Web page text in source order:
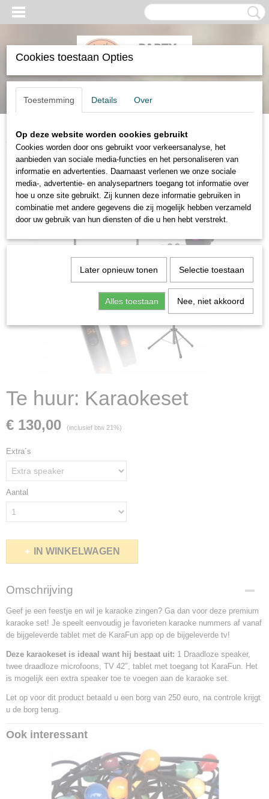
Inloggen Registreren
Home>Verhuur>Audio en verlichting> Te huur: Karaokeset
Te huur: Karaokeset
€ 130,00 (inclusief btw 21%)
Extra´s
Aantal
IN WINKELWAGEN
Omschrijving
Geef je een feestje en wil je karaoke zingen? Ga dan voor deze premium
karaoke set! Je speelt eenvoudig je favorieten karaoke nummers af vanaf
de bijgeleverde tablet met de KaraFun app op de bijgeleverde tv!
Deze karaokeset is ideaal want hij bestaat uit: 1 Draadloze speaker,
twee draadloze microfoons, TV 42″, tablet met toegang tot KaraFun. Het
is mogelijk een extra speaker toe te voegen aan de karaoke set.
Let op voor dit product betaald u een borg van 250 euro, na controle krijgt
u de borg terug.
Ook interessant
Cookies toestaan Opties
Toestemming Details Over
Op deze website worden cookies gebruikt
Cookies worden door ons gebruikt voor verkeersanalyse, het
aanbieden van sociale media-functies en het personaliseren van
informatie en advertenties. Daarnaast verlenen we onze sociale
media-, advertentie- en analysepartners toegang tot informatie over
hoe u onze site gebruikt. Zij kunnen deze informatie gebruiken in
combinatie met andere gegevens die zij mogelijk hebben verzameld
door uw gebruik van hun diensten of die u hen hebt verstrekt.
Later opnieuw tonen Selectie toestaan
Alles toestaan Nee, niet akkoord